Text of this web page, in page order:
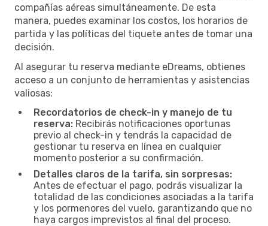
compañías aéreas simultáneamente. De esta
manera, puedes examinar los costos, los horarios de
partida y las políticas del tiquete antes de tomar una
decisión.
Al asegurar tu reserva mediante eDreams, obtienes
acceso a un conjunto de herramientas y asistencias
valiosas:
Recordatorios de check-in y manejo de tu
reserva: Recibirás notificaciones oportunas
previo al check-in y tendrás la capacidad de
gestionar tu reserva en línea en cualquier
momento posterior a su confirmación.
Detalles claros de la tarifa, sin sorpresas:
Antes de efectuar el pago, podrás visualizar la
totalidad de las condiciones asociadas a la tarifa
y los pormenores del vuelo, garantizando que no
haya cargos imprevistos al final del proceso.